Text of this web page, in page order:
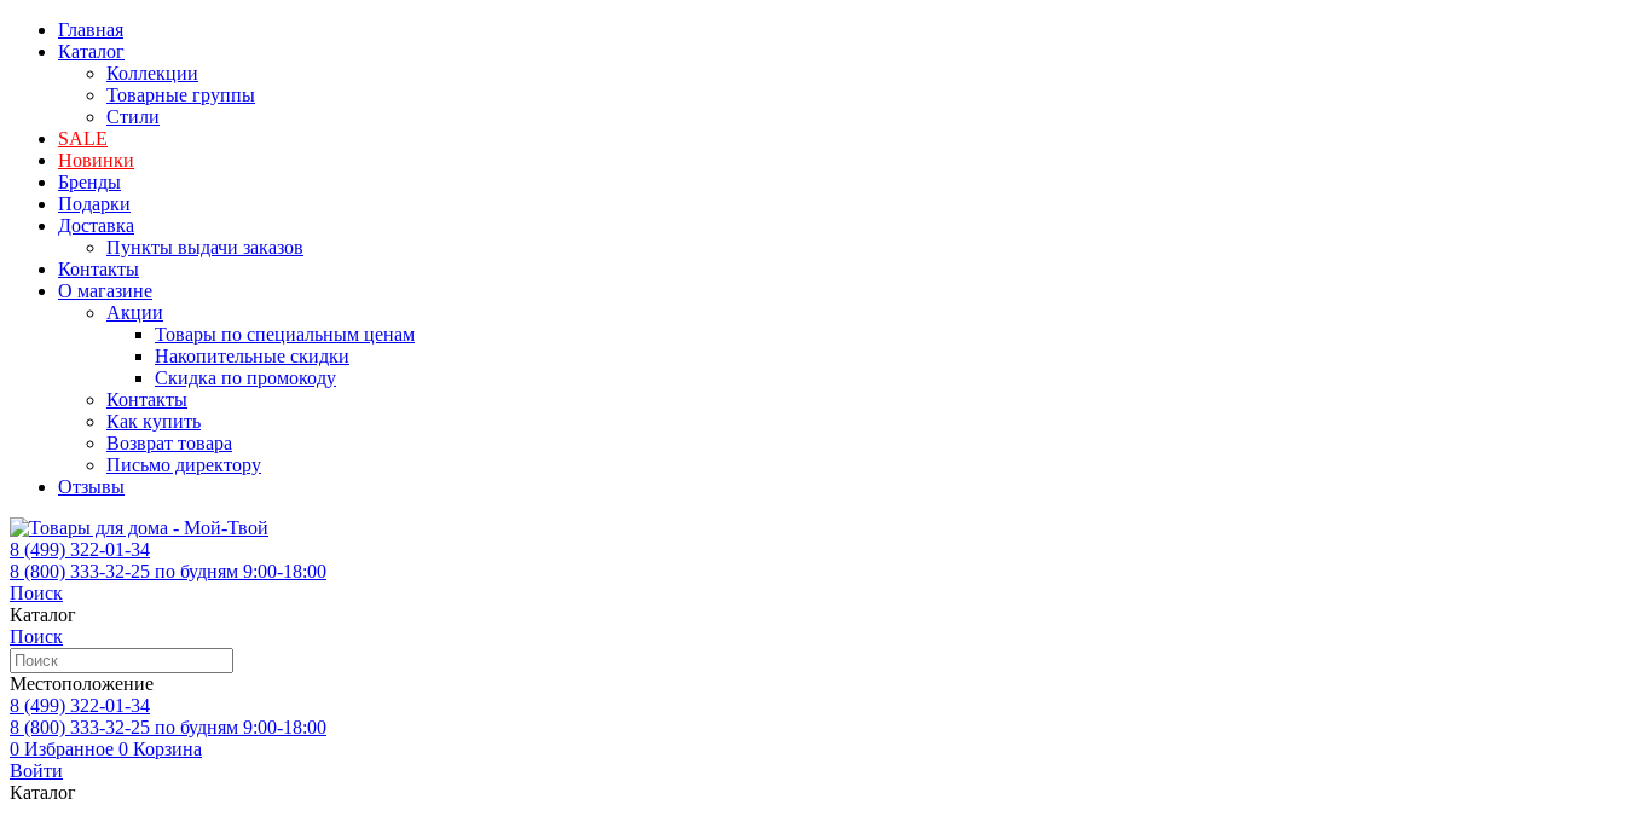
Главная
Каталог
Коллекции
Товарные группы
Стили
SALE
Новинки
Бренды
Подарки
Доставка
Пункты выдачи заказов
Контакты
О магазине
Акции
Товары по специальным ценам
Накопительные скидки
Скидка по промокоду
Контакты
Как купить
Возврат товара
Письмо директору
Отзывы
8 (499) 322-01-34
8 (800) 333-32-25 по будням 9:00-18:00
Поиск
Каталог
Поиск
Местоположение
8 (499) 322-01-34
8 (800) 333-32-25 по будням 9:00-18:00
0 Избранное 0 Корзина
Войти
Каталог